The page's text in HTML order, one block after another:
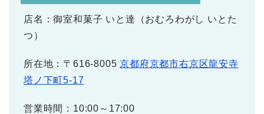
店名：御室和菓子 いと達（おむろわがし いとた
つ）
所在地：〒616-8005京都府京都市右京区龍安寺
塔ノ下町5-17
営業時間：10:00～17:00